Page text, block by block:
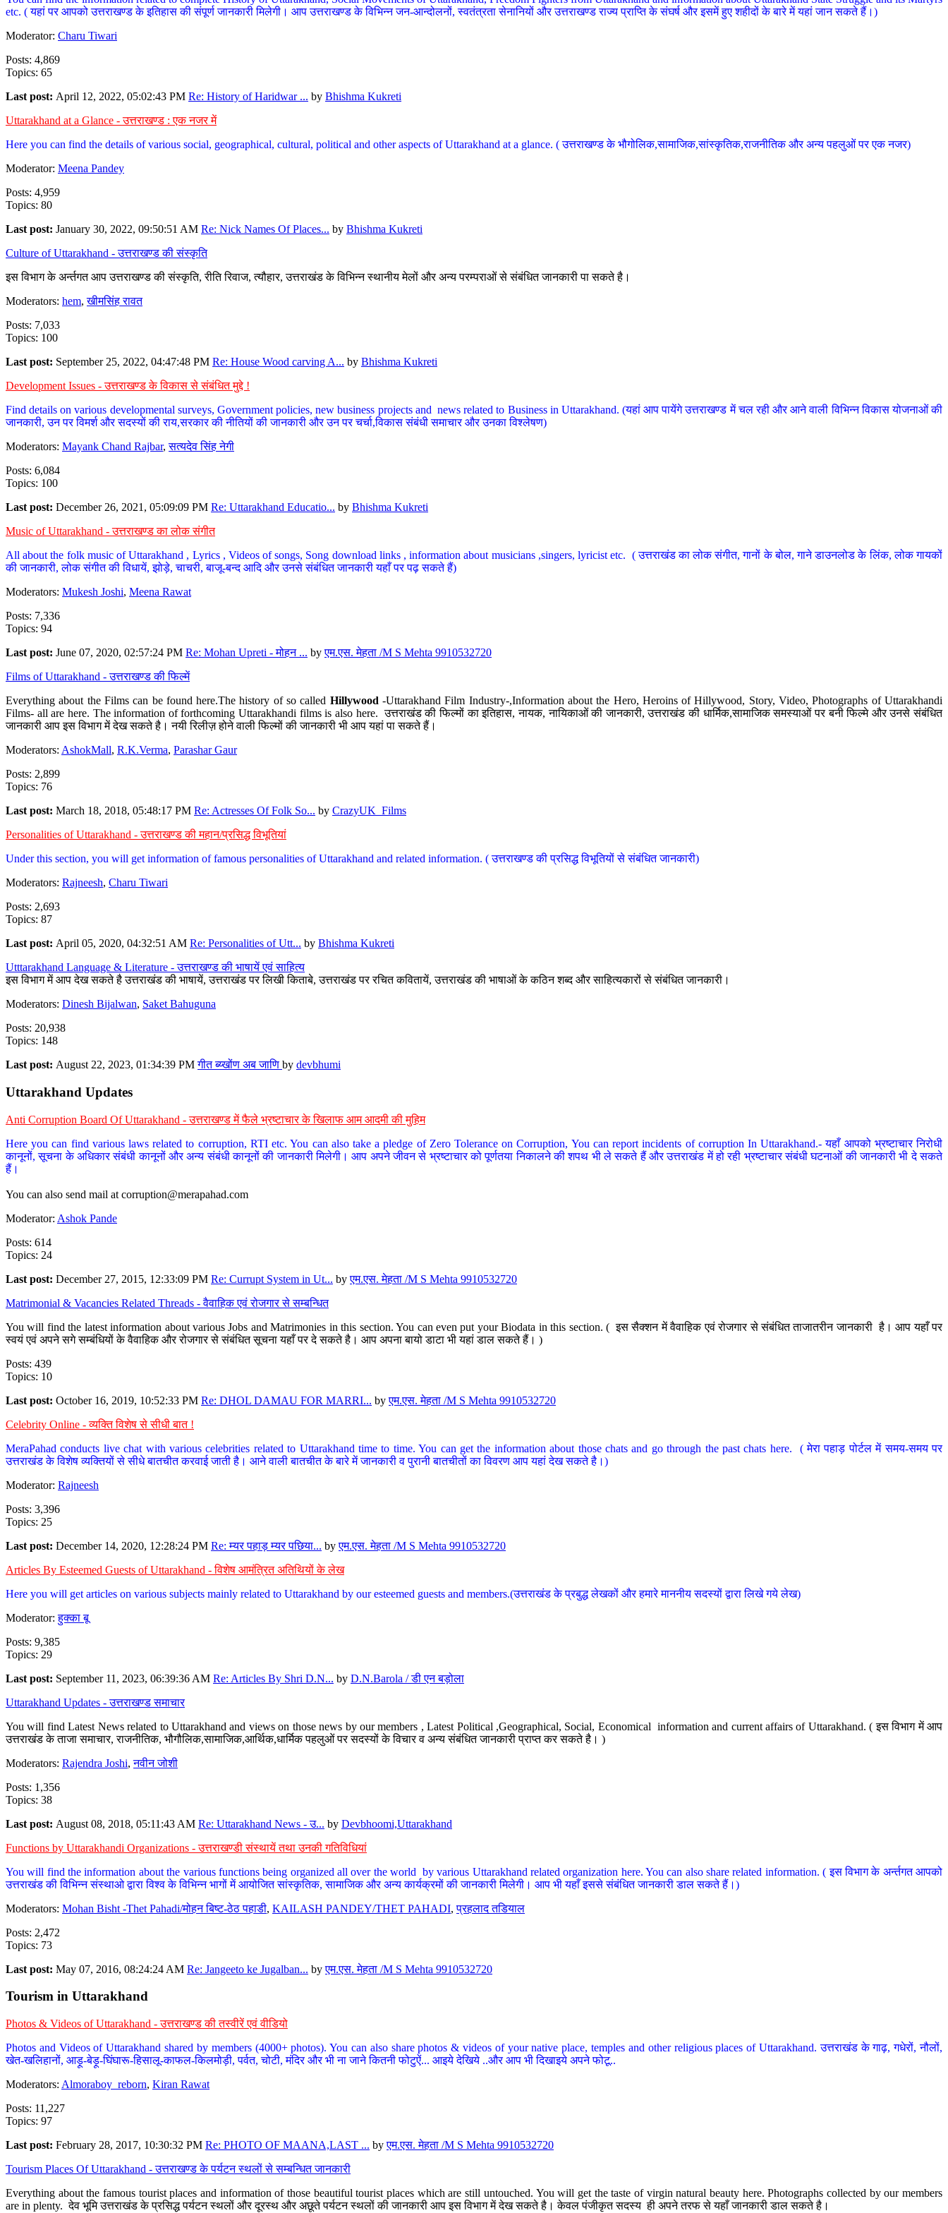
etc. ( यहां पर आपको उत्तराखण्ड के इतिहास की संपूर्ण जानकारी मिलेगी। आप उत्तराखण्ड के विभिन्न जन-आन्दोलनों, स्वतंत्रता सेनानियों और उत्तराखण्ड राज्य प्राप्ति के संघर्ष और इसमें हुए शहीदों के बारे में यहां जान सकते हैं।)
Moderator: Charu Tiwari
Posts: 4,869
Topics: 65
Last post: April 12, 2022, 05:02:43 PM Re: History of Haridwar ... by Bhishma Kukreti
Uttarakhand at a Glance - उत्तराखण्ड : एक नजर में
Here you can find the details of various social, geographical, cultural, political and other aspects of Uttarakhand at a glance. ( उत्तराखण्ड के भौगोलिक,सामाजिक,सांस्कृतिक,राजनीतिक और अन्य पहलुओं पर एक नजर)
Moderator: Meena Pandey
Posts: 4,959
Topics: 80
Last post: January 30, 2022, 09:50:51 AM Re: Nick Names Of Places... by Bhishma Kukreti
Culture of Uttarakhand - उत्तराखण्ड की संस्कृति
इस विभाग के अर्न्तगत आप उत्तराखण्ड की संस्कृति, रीति रिवाज, त्यौहार, उत्तराखंड के विभिन्न स्थानीय मेलों और अन्य परम्पराओं से संबंधित जानकारी पा सकते है।
Moderators: hem,खीमसिंह रावत
Posts: 7,033
Topics: 100
Last post: September 25, 2022, 04:47:48 PM Re: House Wood carving A... by Bhishma Kukreti
Development Issues - उत्तराखण्ड के विकास से संबंधित मुद्दे !
Find details on various developmental surveys, Government policies, new business projects and news related to Business in Uttarakhand. (यहां आप पायेंगे उत्तराखण्ड में चल रही और आने वाली विभिन्न विकास योजनाओं की
जानकारी, उन पर विमर्श और सदस्यों की राय,सरकार की नीतियों की जानकारी और उन पर चर्चा,विकास संबंधी समाचार और उनका विश्लेषण)
Moderators: Mayank Chand Rajbar,सत्यदेव सिंह नेगी
Posts: 6,084
Topics: 100
Last post: December 26, 2021, 05:09:09 PM Re: Uttarakhand Educatio... by Bhishma Kukreti
Music of Uttarakhand - उत्तराखण्ड का लोक संगीत
All about the folk music of Uttarakhand , Lyrics , Videos of songs, Song download links , information about musicians ,singers, lyricist etc. ( उत्तराखंड का लोक संगीत, गानों के बोल, गाने डाउनलोड के लिंक, लोक गायकों
की जानकारी, लोक संगीत की विधायें, झोड़े, चाचरी, बाजू-बन्द आदि और उनसे संबंधित जानकारी यहाँ पर पढ़ सकते हैं)
Moderators: Mukesh Joshi, Meena Rawat
Posts: 7,336
Topics: 94
Last post: June 07, 2020, 02:57:24 PM Re: Mohan Upreti - मोहन ... byएम.एस. मेहता /M S Mehta 9910532720
Films of Uttarakhand - उत्तराखण्ड की फिल्में
Everything about the Films can be found here.The history of so called Hillywood-Uttarakhand Film Industry-,Information about the Hero, Heroins of Hillywood, Story, Video, Photographs of Uttarakhandi
Films- all are here. The information of forthcoming Uttarakhandi films is also here. उत्तराखंड की फिल्मों का इतिहास, नायक, नायिकाओं की जानकारी, उत्तराखंड की धार्मिक,सामाजिक समस्याओं पर बनी फिल्मे और उनसे संबंधित
जानकारी आप इस विभाग में देख सकते है। नयी रिलीज़ होने वाली फिल्मों की जानकारी भी आप यहां पा सकते हैं।
Moderators: AshokMall, R.K.Verma, Parashar Gaur
Posts: 2,899
Topics: 76
Last post: March 18, 2018, 05:48:17 PM Re: Actresses Of Folk So... by CrazyUK_Films
Personalities of Uttarakhand - उत्तराखण्ड की महान/प्रसिद्ध विभूतियां
Under this section, you will get information of famous personalities of Uttarakhand and related information. ( उत्तराखण्ड की प्रसिद्ध विभूतियों से संबंधित जानकारी)
Moderators: Rajneesh, Charu Tiwari
Posts: 2,693
Topics: 87
Last post: April 05, 2020, 04:32:51 AM Re: Personalities of Utt... by Bhishma Kukreti
Utttarakhand Language & Literature - उत्तराखण्ड की भाषायें एवं साहित्य
इस विभाग में आप देख सकते है उत्तराखंड की भाषायें, उत्तराखंड पर लिखी किताबे, उत्तराखंड पर रचित कवितायें, उत्तराखंड की भाषाओं के कठिन शब्द और साहित्यकारों से संबंधित जानकारी।
Moderators: Dinesh Bijalwan, Saket Bahuguna
Posts: 20,938
Topics: 148
Last post: August 22, 2023, 01:34:39 PMगीत ब्य्खोंण अब जाणि by devbhumi
Uttarakhand Updates
Anti Corruption Board Of Uttarakhand - उत्तराखण्ड में फैले भ्रष्टाचार के खिलाफ आम आदमी की मुहिम
Here you can find various laws related to corruption, RTI etc. You can also take a pledge of Zero Tolerance on Corruption, You can report incidents of corruption In Uttarakhand.- यहाँ आपको भ्रष्टाचार निरोधी
कानूनों, सूचना के अधिकार संबंधी कानूनों और अन्य संबंधी कानूनों की जानकारी मिलेगी। आप अपने जीवन से भ्रष्टाचार को पूर्णतया निकालने की शपथ भी ले सकते हैं और उत्तराखंड में हो रही भ्रष्टाचार संबंधी घटनाओं की जानकारी भी दे सकते
हैं।
You can also send mail at corruption@merapahad.com
Moderator: Ashok Pande
Posts: 614
Topics: 24
Last post: December 27, 2015, 12:33:09 PM Re: Currupt System in Ut... byएम.एस. मेहता /M S Mehta 9910532720
Matrimonial & Vacancies Related Threads - वैवाहिक एवं रोजगार से सम्बन्धित
You will find the latest information about various Jobs and Matrimonies in this section. You can even put your Biodata in this section. ( इस सैक्शन में वैवाहिक एवं रोजगार से संबंधित ताजातरीन जानकारी है। आप यहाँ पर
स्वयं एवं अपने सगे सम्बंधियों के वैवाहिक और रोजगार से संबंधित सूचना यहाँ पर दे सकते है। आप अपना बायो डाटा भी यहां डाल सकते हैं। )
Posts: 439
Topics: 10
Last post: October 16, 2019, 10:52:33 PM Re: DHOL DAMAU FOR MARRI... byएम.एस. मेहता /M S Mehta 9910532720
Celebrity Online - व्यक्ति विशेष से सीधी बात !
MeraPahad conducts live chat with various celebrities related to Uttarakhand time to time. You can get the information about those chats and go through the past chats here. ( मेरा पहाड़ पोर्टल में समय-समय पर
उत्तराखंड के विशेष व्यक्तियों से सीधे बातचीत करवाई जाती है। आने वाली बातचीत के बारे में जानकारी व पुरानी बातचीतों का विवरण आप यहां देख सकते है।)
Moderator: Rajneesh
Posts: 3,396
Topics: 25
Last post: December 14, 2020, 12:28:24 PM Re: म्यर पहाड़ म्यर पछिया... byएम.एस. मेहता /M S Mehta 9910532720
Articles By Esteemed Guests of Uttarakhand - विशेष आमंत्रित अतिथियों के लेख
Here you will get articles on various subjects mainly related to Uttarakhand by our esteemed guests and members.(उत्तराखंड के प्रबुद्ध लेखकों और हमारे माननीय सदस्यों द्वारा लिखे गये लेख)
Moderator:हुक्का बू
Posts: 9,385
Topics: 29
Last post: September 11, 2023, 06:39:36 AM Re: Articles By Shri D.N... by D.N.Barola / डी एन बड़ोला
Uttarakhand Updates - उत्तराखण्ड समाचार
You will find Latest News related to Uttarakhand and views on those news by our members , Latest Political ,Geographical, Social, Economical information and current affairs of Uttarakhand. ( इस विभाग में आप
उत्तराखंड के ताजा समाचार, राजनीतिक, भौगौलिक,सामाजिक,आर्थिक,धार्मिक पहलुओं पर सदस्यों के विचार व अन्य संबंधित जानकारी प्राप्त कर सकते है। )
Moderators: Rajendra Joshi,नवीन जोशी
Posts: 1,356
Topics: 38
Last post: August 08, 2018, 05:11:43 AM Re: Uttarakhand News - उ... by Devbhoomi,Uttarakhand
Functions by Uttarakhandi Organizations - उत्तराखण्डी संस्थायें तथा उनकी गतिविधियां
You will find the information about the various functions being organized all over the world by various Uttarakhand related organization here. You can also share related information. ( इस विभाग के अर्न्तगत आपको
उत्तराखंड की विभिन्न संस्थाओ द्वारा विश्व के विभिन्न भागों में आयोजित सांस्कृतिक, सामाजिक और अन्य कार्यक्रमों की जानकारी मिलेगी। आप भी यहाँ इससे संबंधित जानकारी डाल सकते हैं।)
Moderators: Mohan Bisht -Thet Pahadi/मोहन बिष्ट-ठेठ पहाडी, KAILASH PANDEY/THET PAHADI,प्रहलाद तडियाल
Posts: 2,472
Topics: 73
Last post: May 07, 2016, 08:24:24 AM Re: Jangeeto ke Jugalban... byएम.एस. मेहता /M S Mehta 9910532720
Tourism in Uttarakhand
Photos & Videos of Uttarakhand - उत्तराखण्ड की तस्वीरें एवं वीडियो
Photos and Videos of Uttarakhand shared by members (4000+ photos). You can also share photos & videos of your native place, temples and other religious places of Uttarakhand. उत्तराखंड के गाढ़, गधेरों, नौलों,
खेत-खलिहानों, आड़ू-बेड़ू-घिंघारू-हिसालू-काफल-किलमोड़ी, पर्वत, चोटी, मंदिर और भी ना जाने कितनी फोटुऐं... आइये देखिये ..और आप भी दिखाइये अपने फोटू..
Moderators: Almoraboy_reborn, Kiran Rawat
Posts: 11,227
Topics: 97
Last post: February 28, 2017, 10:30:32 PM Re: PHOTO OF MAANA,LAST ... byएम.एस. मेहता /M S Mehta 9910532720
Tourism Places Of Uttarakhand - उत्तराखण्ड के पर्यटन स्थलों से सम्बन्धित जानकारी
Everything about the famous tourist places and information of those beautiful tourist places which are still untouched. You will get the taste of virgin natural beauty here. Photographs collected by our members
are in plenty. देव भूमि उत्तराखंड के प्रसिद्ध पर्यटन स्थलों और दूरस्थ और अछूते पर्यटन स्थलों की जानकारी आप इस विभाग में देख सकते है। केवल पंजीकृत सदस्य ही अपने तरफ से यहाँ जानकारी डाल सकते है।